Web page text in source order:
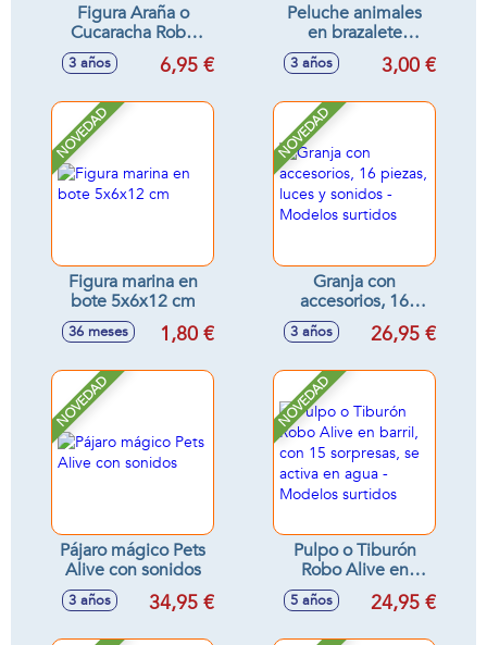
Figura Araña o
Cucaracha Robo
Alive - Modelos
surtidos
3 años 6,95 €
Peluche animales
en brazalete
11x7x10 cm
3 años 3,00 €
NOVEDAD
Figura marina en
bote 5x6x12 cm
36 meses 1,80 €
NOVEDAD
Granja con
accesorios, 16
piezas, luces y
sonidos - Modelos
3 años 26,95 €
NOVEDAD
Pájaro mágico Pets
Alive con sonidos
3 años 34,95 €
NOVEDAD
Pulpo o Tiburón
Robo Alive en
barril, con 15
sorpresas, se activa
5 años 24,95 €